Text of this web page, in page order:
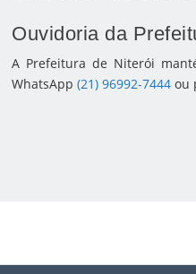
Ouvidoria da
A Prefeitura de Niterói
WhatsApp (21) 96992-7444 ou